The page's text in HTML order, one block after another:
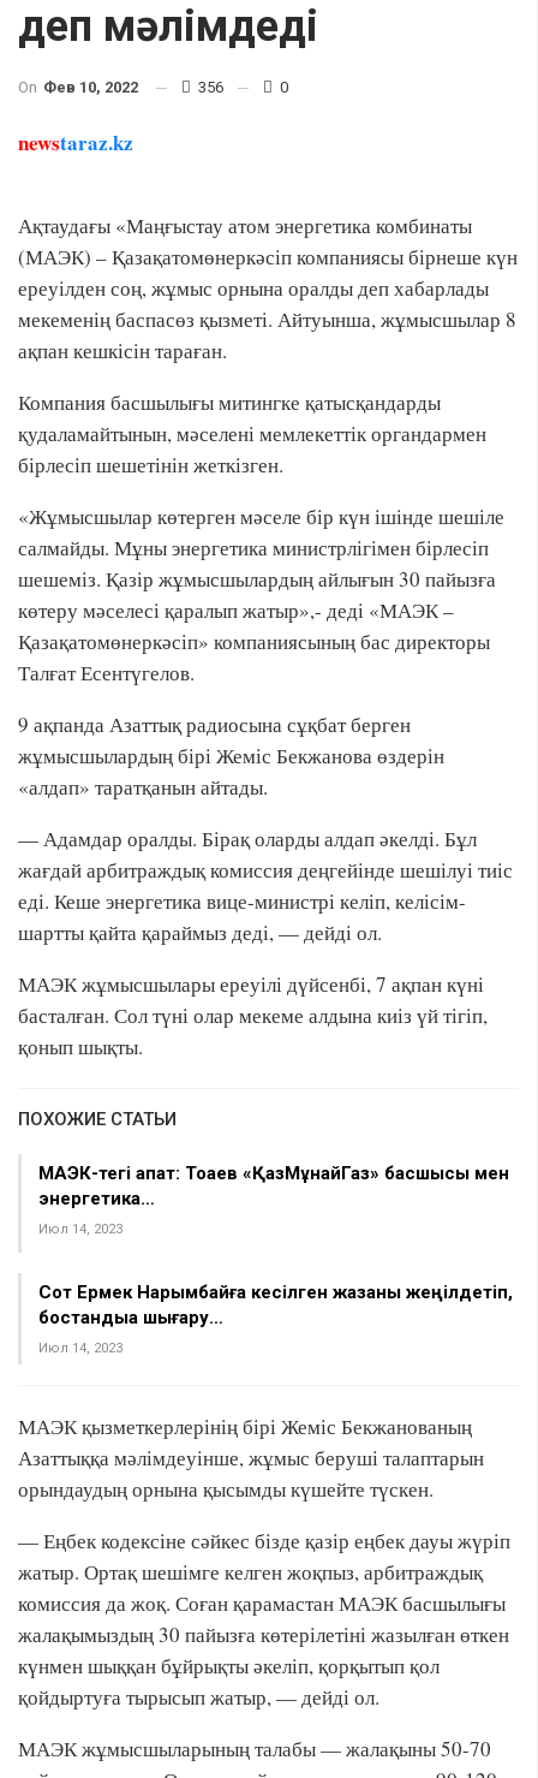
деп мәлімдеді
On Фев 10, 2022 356 0
newstaraz.kz
Ақтаудағы «Маңғыстау атом энергетика комбинаты
(МАЭК) – Қазақатомөнеркәсіп компаниясы бірнеше күн
ереуілден соң, жұмыс орнына оралды деп хабарлады
мекеменің баспасөз қызметі. Айтуынша, жұмысшылар 8
ақпан кешкісін тараған.
Компания басшылығы митингке қатысқандарды
қудаламайтынын, мәселені мемлекеттік органдармен
бірлесіп шешетінін жеткізген.
«Жұмысшылар көтерген мәселе бір күн ішінде шешіле
салмайды. Мұны энергетика министрлігімен бірлесіп
шешеміз. Қазір жұмысшылардың айлығын 30 пайызға
көтеру мәселесі қаралып жатыр»,- деді «МАЭК –
Қазақатомөнеркәсіп» компаниясының бас директоры
Талғат Есентүгелов.
9 ақпанда Азаттық радиосына сұқбат берген
жұмысшылардың бірі Жеміс Бекжанова өздерін
«алдап» таратқанын айтады.
— Адамдар оралды. Бірақ оларды алдап әкелді. Бұл
жағдай арбитраждық комиссия деңгейінде шешілуі тиіс
еді. Кеше энергетика вице-министрі келіп, келісім-
шартты қайта қараймыз деді, — дейді ол.
МАЭК жұмысшылары ереуілі дүйсенбі, 7 ақпан күні
басталған. Сол түні олар мекеме алдына киіз үй тігіп,
қонып шықты.
ПОХОЖИЕ СТАТЬИ
МАЭК-тегі апат: Тоқаев «ҚазМұнайГаз» басшысы мен
энергетика…
Июл 14, 2023
Сот Ермек Нарымбайға кесілген жазаны жеңілдетіп,
бостандыққа шығару…
Июл 14, 2023
МАЭК қызметкерлерінің бірі Жеміс Бекжанованың
Азаттыққа мәлімдеуінше, жұмыс беруші талаптарын
орындаудың орнына қысымды күшейте түскен.
— Еңбек кодексіне сәйкес бізде қазір еңбек дауы жүріп
жатыр. Ортақ шешімге келген жоқпыз, арбитраждық
комиссия да жоқ. Соған қарамастан МАЭК басшылығы
жалақымыздың 30 пайызға көтерілетіні жазылған өткен
күнмен шыққан бұйрықты әкеліп, қорқытып қол
қойдыртуға тырысып жатыр, — дейді ол.
МАЭК жұмысшыларының талабы — жалақыны 50-70